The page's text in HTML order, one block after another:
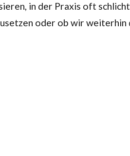
in der Praxis oft
oder ob wir